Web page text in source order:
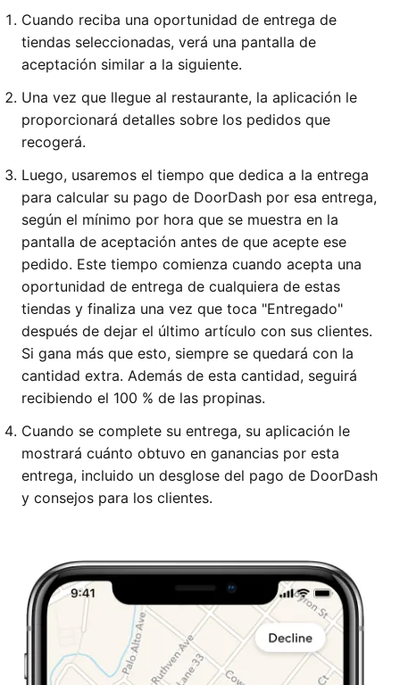
Cuando reciba una oportunidad de entrega de
tiendas seleccionadas, verá una pantalla de
aceptación similar a la siguiente.
Una vez que llegue al restaurante, la aplicación le
proporcionará detalles sobre los pedidos que
recogerá.
Luego, usaremos el tiempo que dedica a la entrega
para calcular su pago de DoorDash por esa entrega,
según el mínimo por hora que se muestra en la
pantalla de aceptación antes de que acepte ese
pedido. Este tiempo comienza cuando acepta una
oportunidad de entrega de cualquiera de estas
tiendas y finaliza una vez que toca "Entregado"
después de dejar el último artículo con sus clientes.
Si gana más que esto, siempre se quedará con la
cantidad extra. Además de esta cantidad, seguirá
recibiendo el 100 % de las propinas.
Cuando se complete su entrega, su aplicación le
mostrará cuánto obtuvo en ganancias por esta
entrega, incluido un desglose del pago de DoorDash
y consejos para los clientes.